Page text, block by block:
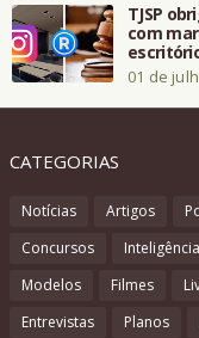
TJSP
com
01 de
CATEGORIAS
Notícias Artigos
Concursos
Modelos
Filmes
Entrevistas
Planos